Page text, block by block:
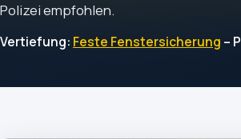
Polizei empfohlen.
Vertiefung: Feste Fenstersicherung –